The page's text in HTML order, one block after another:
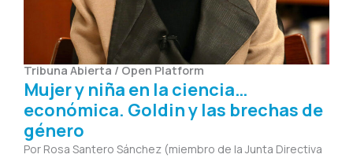
Tribuna Abierta / Open Platform
Mujer y niña en la ciencia…
económica. Goldin y las brechas de
género
Por Rosa Santero Sánchez (miembro de la Junta Directiva